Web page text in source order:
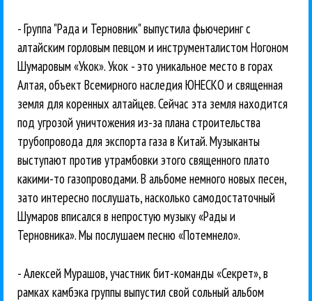
- Группа "Рада и Терновник" выпустила фьючеринг с
алтайским горловым певцом и инструменталистом Ногоном
Шумаровым «Укок». Укок - это уникальное место в горах
Алтая, объект Всемирного наследия ЮНЕСКО и священная
земля для коренных алтайцев. Сейчас эта земля находится
под угрозой уничтожения из-за плана строительства
трубопровода для экспорта газа в Китай. Музыканты
выступают против утрамбовки этого священного плато
какими-то газопроводами. В альбоме немного новых песен,
зато интересно послушать, насколько самодостаточный
Шумаров вписался в непростую музыку «Рады и
Терновника». Мы послушаем песню «Потемнело».
- Алексей Мурашов, участник бит-команды «Секрет», в
рамках камбэка группы выпустил свой сольный альбом